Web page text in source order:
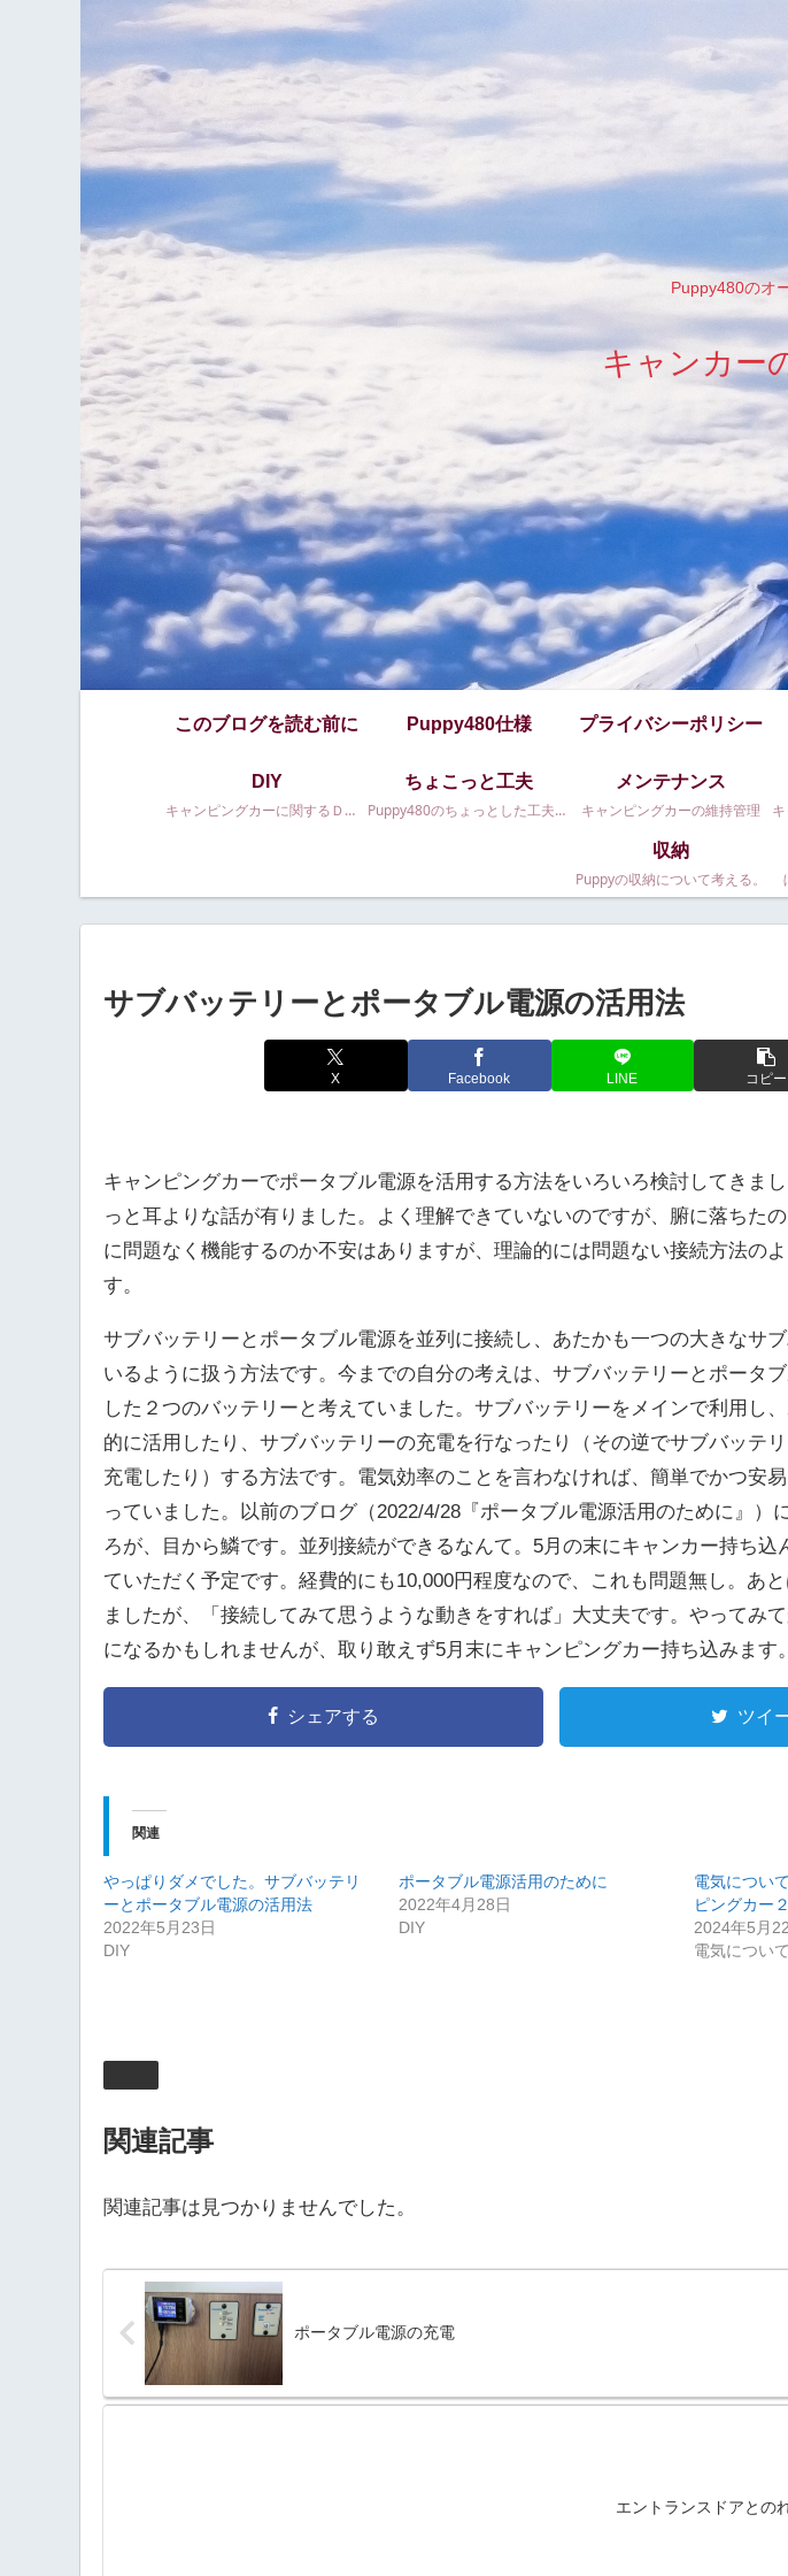
Puppy480のオー
キャンカー
このブログを読む前に Puppy480仕様 プライバシーポリシー
DIY
キャンピングカーに関するＤＩＹ等
ちょこっと工夫
Puppy480のちょっとした工夫です
メンテナンス
キャンピングカーの維持管理
収納
Puppyの収納について考える。
サブバッテリーとポータブル電源の活用法
X Facebook LINE コピー
キャンピングカーでポータブル電源を活用する方法をいろいろ検討してきま
っと耳よりな話が有りました。よく理解できていないのですが、腑に落ちた
に問題なく機能するのか不安はありますが、理論的には問題ない接続方法の
す。
サブバッテリーとポータブル電源を並列に接続し、あたかも一つの大きなサ
いるように扱う方法です。今までの自分の考えは、サブバッテリーとポータ
した２つのバッテリーと考えていました。サブバッテリーをメインで利用し
的に活用したり、サブバッテリーの充電を行なったり（その逆でサブバッテ
充電したり）する方法です。電気効率のことを言わなければ、簡単でかつ安
っていました。以前のブログ（2022/4/28『ポータブル電源活用のために』）
ろが、目から鱗です。並列接続ができるなんて。5月の末にキャンカー持ち込
ていただく予定です。経費的にも10,000円程度なので、これも問題無し。あ
ましたが、「接続してみて思うような動きをすれば」大丈夫です。やってみ
になるかもしれませんが、取り敢えず5月末にキャンピングカー持ち込みます。
シェアする ツイ
関連
やっぱりダメでした。サブバッテリ
ーとポータブル電源の活用法
2022年5月23日
DIY
ポータブル電源活用のために
2022年4月28日
DIY
電気につい
ピングカー２
2024年5月
電気につい
関連記事
関連記事は見つかりませんでした。
ポータブル電源の充電
エントランスドアとの